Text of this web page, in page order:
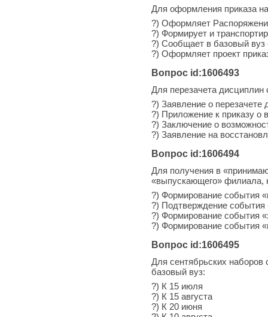
Для оформления приказа
?) Оформляет
?) Формирует и
?) Сообщает в базовый вуз
?) Оформляет проект
Вопрос id:1606493
Для перезачета
?) Заявление о перезачете
?) Приложение к приказу о
?) Заключение о
?) Заявление на
Вопрос id:1606494
Для получения в
«выпускающего» филиала,
?) Формирование события
?) Подтверждение события
?) Формирование события
?) Формирование события
Вопрос id:1606495
Для сентябрьских
базовый вуз:
?) К 15 июля
?) К 15 августа
?) К 20 июня